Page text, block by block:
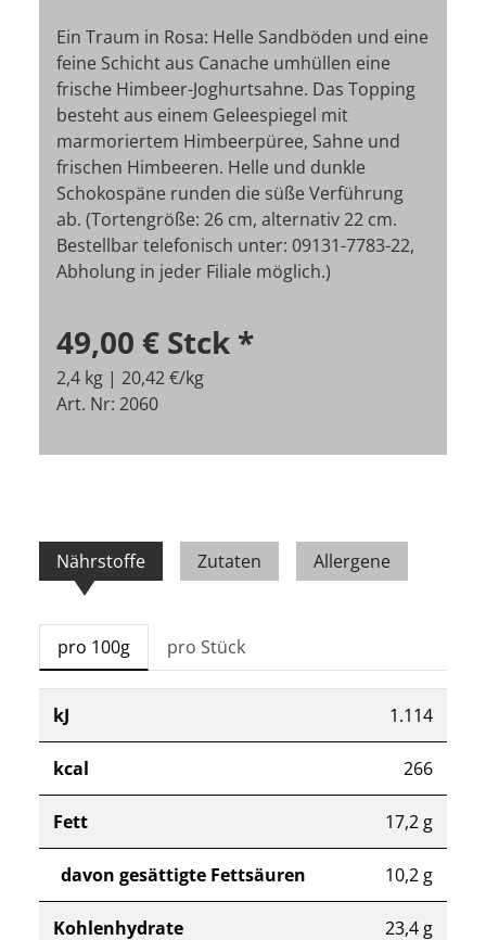
Ein Traum in Rosa: Helle Sandböden und eine
feine Schicht aus Canache umhüllen eine
frische Himbeer-Joghurtsahne. Das Topping
besteht aus einem Geleespiegel mit
marmoriertem Himbeerpüree, Sahne und
frischen Himbeeren. Helle und dunkle
Schokospäne runden die süße Verführung
ab. (Tortengröße: 26 cm, alternativ 22 cm.
Bestellbar telefonisch unter: 09131-7783-22,
Abholung in jeder Filiale möglich.)
49,00 € Stck *
2,4 kg | 20,42 €/kg
Art. Nr: 2060
Nährstoffe Zutaten Allergene
pro 100g pro Stück
kJ 1.114
kcal 266
Fett 17,2 g
davon gesättigte Fettsäuren 10,2 g
Kohlenhydrate 23,4 g